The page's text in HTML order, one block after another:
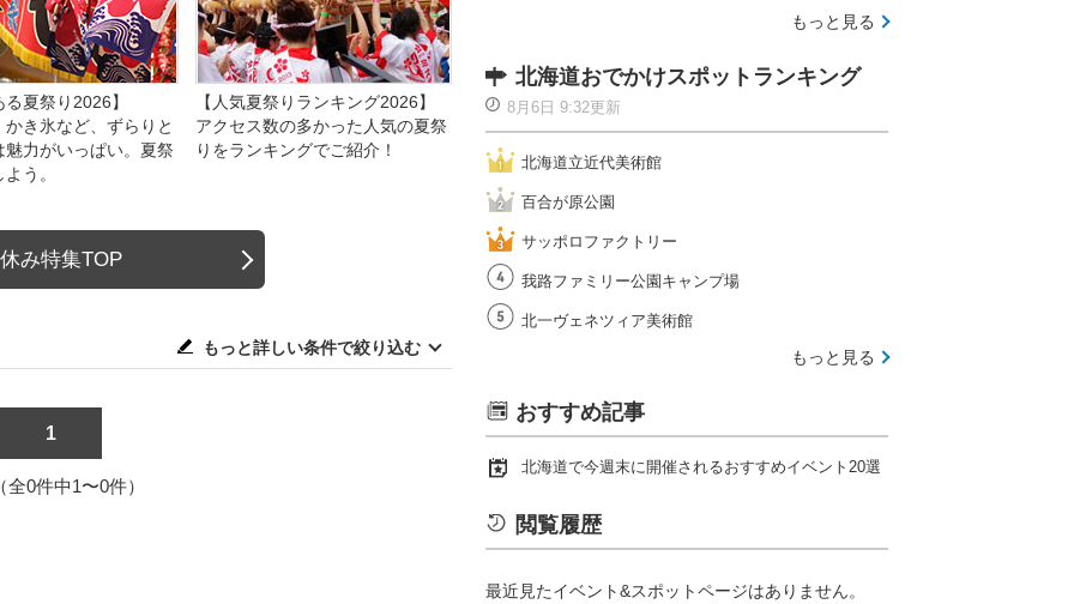
夏祭り2026】
かき氷など、ずらりと
魅力がいっぱい。夏祭
う。
【人気夏祭りランキング2026】
アクセス数の多かった人気の夏祭
りをランキングでご紹介！
み特集TOP
もっと詳しい条件で絞り込む
1
全0件中1〜0件）
もっと見る
北海道おでかけスポットランキング
8月6日 9:32更新
北海道立近代美術館
百合が原公園
サッポロファクトリー
我路ファミリー公園キャンプ場
北一ヴェネツィア美術館
もっと見る
おすすめ記事
北海道で今週末に開催されるおすすめイベント20選
閲覧履歴
最近見たイベント&スポットページはありません。